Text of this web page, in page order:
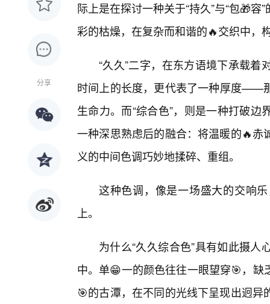
分享
际上是在探讨一种关于“持久”与“包🎁
彩的枯燥，在复杂而和谐的🔥交织中，
“久久”二字，在东方语境下承载
时间上的长度，更代表了一种厚度——
生命力。而“综合色”，则是一种打破
一种深思熟虑后的融合：将温暖的🔥
义的中间色调巧妙地揉碎、重组。
这种色调，像是一场盛大的交响
上。
为什么“久久综合色”具有如此摄
中。单😁一的颜色往往一眼望穿🎯，
🎯的古潭，在不同的光线下呈现出迥